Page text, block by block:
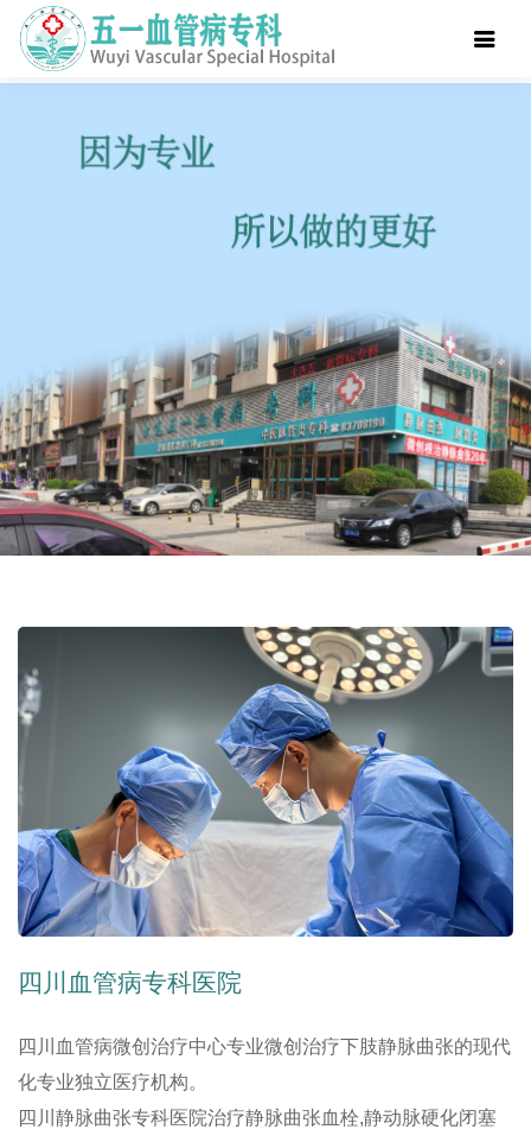
四川血管病专科医院
四川血管病微创治疗中心专业微创治疗下肢静脉曲张的现代
化专业独立医疗机构。
四川静脉曲张专科医院治疗静脉曲张血栓,静动脉硬化闭塞